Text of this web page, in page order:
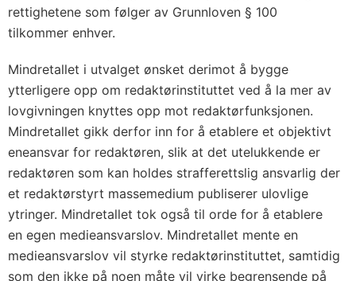
rettighetene som følger av Grunnloven § 100
tilkommer enhver.
Mindretallet i utvalget ønsket derimot å bygge
ytterligere opp om redaktørinstituttet ved å la mer av
lovgivningen knyttes opp mot redaktørfunksjonen.
Mindretallet gikk derfor inn for å etablere et objektivt
eneansvar for redaktøren, slik at det utelukkende er
redaktøren som kan holdes strafferettslig ansvarlig der
et redaktørstyrt massemedium publiserer ulovlige
ytringer. Mindretallet tok også til orde for å etablere
en egen medieansvarslov. Mindretallet mente en
medieansvarslov vil styrke redaktørinstituttet, samtidig
som den ikke på noen måte vil virke begrensende på